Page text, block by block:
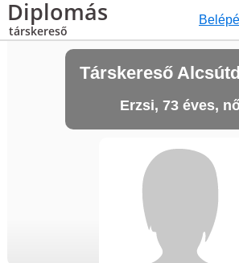
Diplomás
társkereső
Társkereső
Erzsi, 73 éves,